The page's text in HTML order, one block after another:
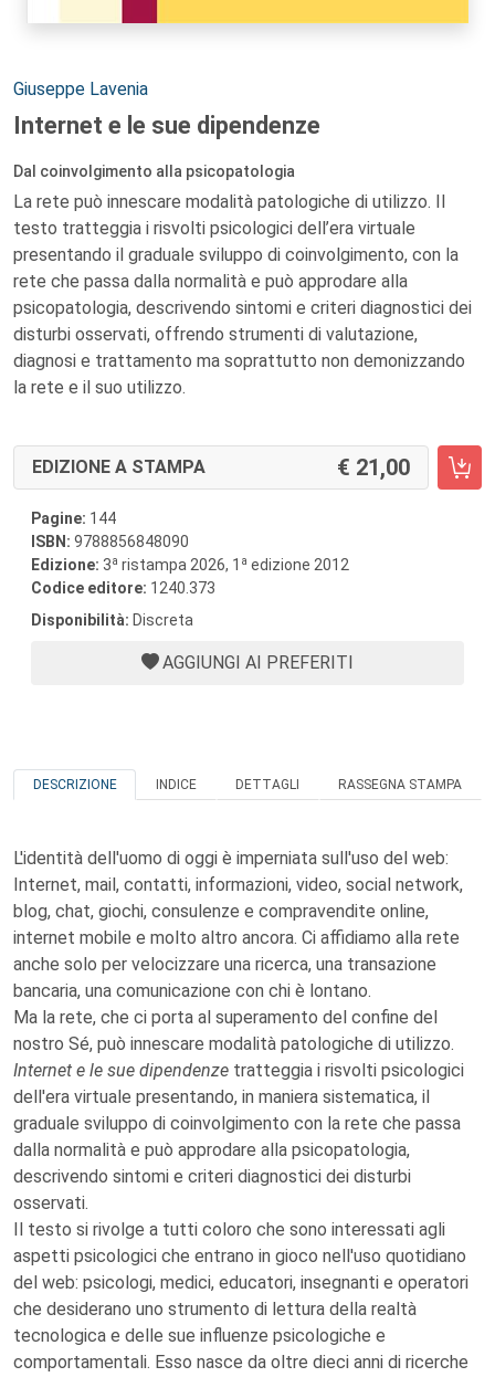
Autori:
Giuseppe Lavenia
Internet e le sue dipendenze
Dal coinvolgimento alla psicopatologia
La rete può innescare modalità patologiche di utilizzo. Il
testo tratteggia i risvolti psicologici dell’era virtuale
presentando il graduale sviluppo di coinvolgimento, con la
rete che passa dalla normalità e può approdare alla
psicopatologia, descrivendo sintomi e criteri diagnostici dei
disturbi osservati, offrendo strumenti di valutazione,
diagnosi e trattamento ma soprattutto non demonizzando
la rete e il suo utilizzo.
EDIZIONE A STAMPA 21,00
Pagine: 144
ISBN: 9788856848090
Edizione: 3a ristampa 2026, 1 a edizione 2012
Codice editore: 1240.373
Disponibilità: Discreta
AGGIUNGI AI PREFERITI
DESCRIZIONE INDICE DETTAGLI RASSEGNA STAMPA
L'identità dell'uomo di oggi è imperniata sull'uso del web:
Internet, mail, contatti, informazioni, video, social network,
blog, chat, giochi, consulenze e compravendite online,
internet mobile e molto altro ancora. Ci affidiamo alla rete
anche solo per velocizzare una ricerca, una transazione
bancaria, una comunicazione con chi è lontano.
Ma la rete, che ci porta al superamento del confine del
nostro Sé, può innescare modalità patologiche di utilizzo.
Internet e le sue dipendenze tratteggia i risvolti psicologici
dell'era virtuale presentando, in maniera sistematica, il
graduale sviluppo di coinvolgimento con la rete che passa
dalla normalità e può approdare alla psicopatologia,
descrivendo sintomi e criteri diagnostici dei disturbi
osservati.
Il testo si rivolge a tutti coloro che sono interessati agli
aspetti psicologici che entrano in gioco nell'uso quotidiano
del web: psicologi, medici, educatori, insegnanti e operatori
che desiderano uno strumento di lettura della realtà
tecnologica e delle sue influenze psicologiche e
comportamentali. Esso nasce da oltre dieci anni di ricerche